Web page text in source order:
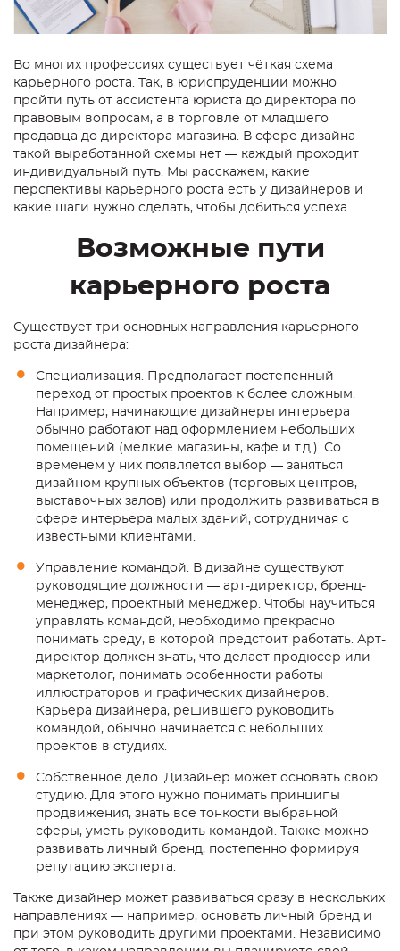
Во многих профессиях существует чёткая схема
карьерного роста. Так, в юриспруденции можно
пройти путь от ассистента юриста до директора по
правовым вопросам, а в торговле от младшего
продавца до директора магазина. В сфере дизайна
такой выработанной схемы нет — каждый проходит
индивидуальный путь. Мы расскажем, какие
перспективы карьерного роста есть у дизайнеров и
какие шаги нужно сделать, чтобы добиться успеха.
Возможные пути
карьерного роста
Существует три основных направления карьерного
роста дизайнера:
Специализация. Предполагает постепенный
переход от простых проектов к более сложным.
Например, начинающие дизайнеры интерьера
обычно работают над оформлением небольших
помещений (мелкие магазины, кафе и т.д.). Со
временем у них появляется выбор — заняться
дизайном крупных объектов (торговых центров,
выставочных залов) или продолжить развиваться в
сфере интерьера малых зданий, сотрудничая с
известными клиентами.
Управление командой. В дизайне существуют
руководящие должности — арт-директор, бренд-
менеджер, проектный менеджер. Чтобы научиться
управлять командой, необходимо прекрасно
понимать среду, в которой предстоит работать. Арт-
директор должен знать, что делает продюсер или
маркетолог, понимать особенности работы
иллюстраторов и графических дизайнеров.
Карьера дизайнера, решившего руководить
командой, обычно начинается с небольших
проектов в студиях.
Собственное дело. Дизайнер может основать свою
студию. Для этого нужно понимать принципы
продвижения, знать все тонкости выбранной
сферы, уметь руководить командой. Также можно
развивать личный бренд, постепенно формируя
репутацию эксперта.
Также дизайнер может развиваться сразу в нескольких
направлениях — например, основать личный бренд и
при этом руководить другими проектами. Независимо